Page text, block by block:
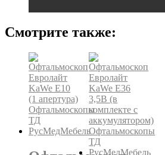
Смотрите также: